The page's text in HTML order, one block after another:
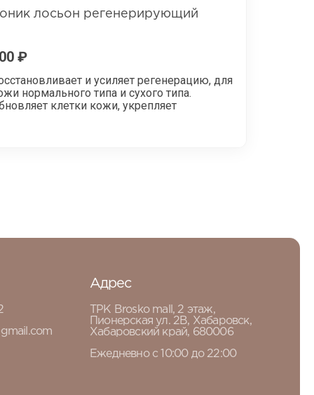
лосьон регенерирующий
₽
и усиляет регенерацию, для
нормального типа и сухого типа.
клетки кожи, укрепляет
Адрес
ТРК Brosko mall, 2 этаж,
Пионерская ул. 2В, Хабаровск,
Хабаровский край, 680006
Ежедневно с 10:00 до 22:00